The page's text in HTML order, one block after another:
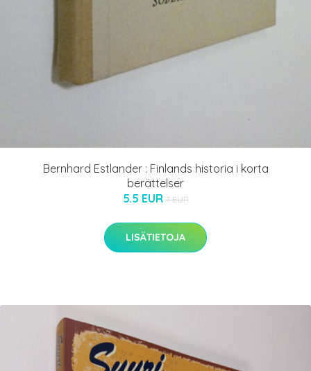
Bernhard Estlander : Finlands historia i korta
berättelser
5.5 EUR 7 EUR
LISÄTIETOJA